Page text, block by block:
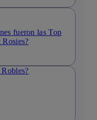
fueron las Top
Rosies?